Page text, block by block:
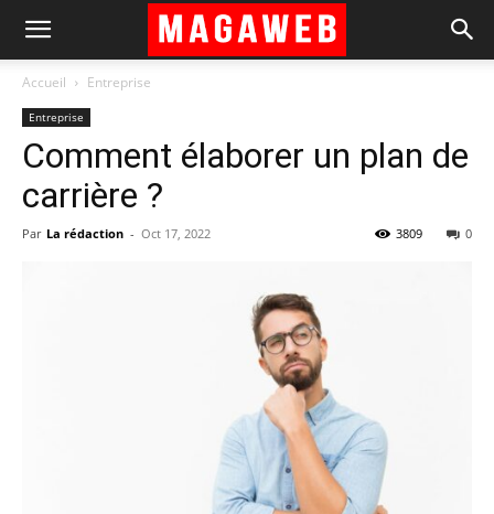
Accueil Entreprise
Entreprise
Comment élaborer un plan de
carrière ?
Par La rédaction - Oct 17, 2022 0
3809